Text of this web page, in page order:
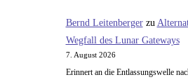
Bernd Leitenbergerzu
Wegfall des Lunar Gateways
7. August 2026
Erinnert an die Entlassungswelle